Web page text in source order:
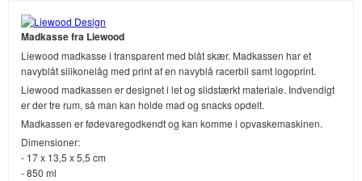
Madkasse fra Liewood
Liewood madkasse i transparent med blåt skær. Madkassen har et
navyblåt silikonelåg med print af en navyblå racerbil samt logoprint.
Liewood madkassen er designet i let og slidstærkt materiale. Indvendigt
er der tre rum, så man kan holde mad og snacks opdelt.
Madkassen er fødevaregodkendt og kan komme i opvaskemaskinen.
Dimensioner:
- 17 x 13,5 x 5,5 cm
- 850 ml